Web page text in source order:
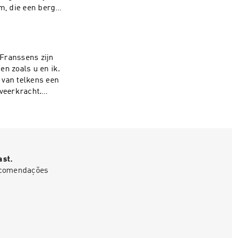
die een berg
Ben
kwam
zijn
zoals u en ik.
telkens een